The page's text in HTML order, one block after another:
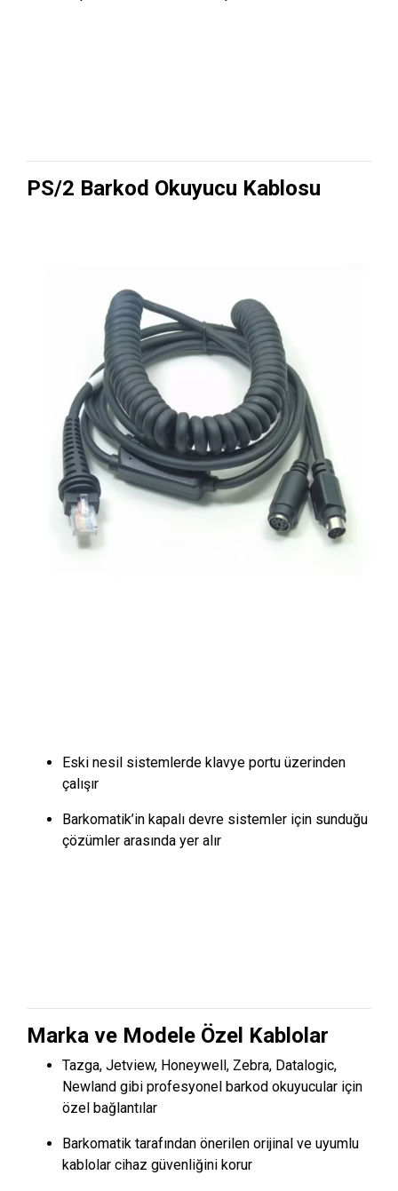
PS/2 Barkod Okuyucu Kablosu
Eski nesil sistemlerde klavye portu üzerinden
çalışır
Barkomatik’in kapalı devre sistemler için sunduğu
çözümler arasında yer alır
Marka ve Modele Özel Kablolar
Tazga, Jetview, Honeywell, Zebra, Datalogic,
Newland gibi profesyonel barkod okuyucular için
özel bağlantılar
Barkomatik tarafından önerilen orijinal ve uyumlu
kablolar cihaz güvenliğini korur